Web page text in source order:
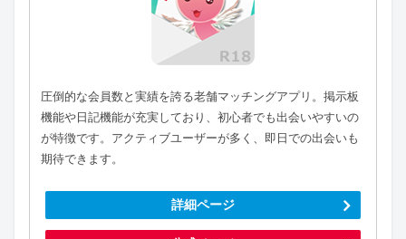
圧倒的な会員数と実績を誇る老舗マッチングアプリ。掲示板
機能や日記機能が充実しており、初心者でも出会いやすいの
が特徴です。アクティブユーザーが多く、即日での出会いも
期待できます。
詳細ページ